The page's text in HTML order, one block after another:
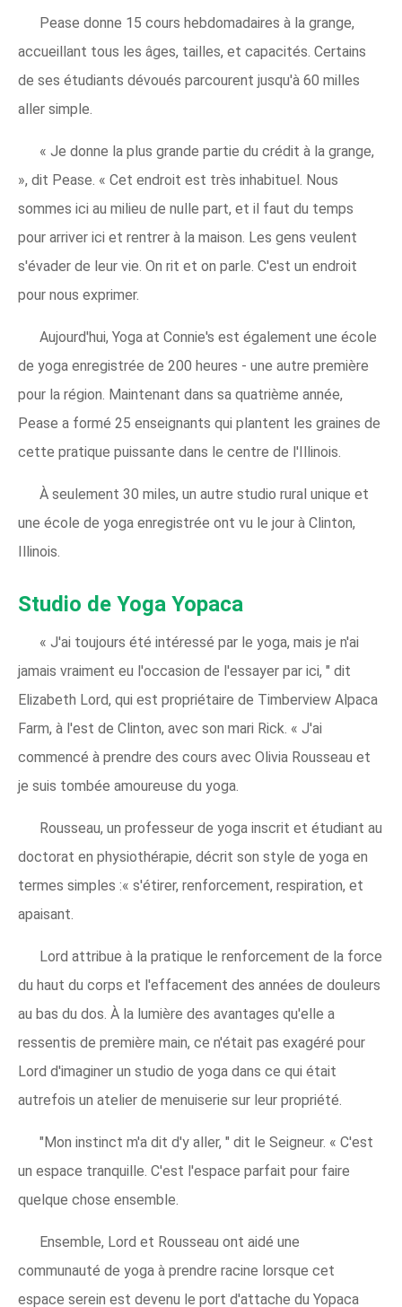
Pease donne 15 cours hebdomadaires à la grange,
accueillant tous les âges, tailles, et capacités. Certains
de ses étudiants dévoués parcourent jusqu'à 60 milles
aller simple.
« Je donne la plus grande partie du crédit à la grange,
», dit Pease. « Cet endroit est très inhabituel. Nous
sommes ici au milieu de nulle part, et il faut du temps
pour arriver ici et rentrer à la maison. Les gens veulent
s'évader de leur vie. On rit et on parle. C'est un endroit
pour nous exprimer.
Aujourd'hui, Yoga at Connie's est également une école
de yoga enregistrée de 200 heures - une autre première
pour la région. Maintenant dans sa quatrième année,
Pease a formé 25 enseignants qui plantent les graines de
cette pratique puissante dans le centre de l'Illinois.
À seulement 30 miles, un autre studio rural unique et
une école de yoga enregistrée ont vu le jour à Clinton,
Illinois.
Studio de Yoga Yopaca
« J'ai toujours été intéressé par le yoga, mais je n'ai
jamais vraiment eu l'occasion de l'essayer par ici, " dit
Elizabeth Lord, qui est propriétaire de Timberview Alpaca
Farm, à l'est de Clinton, avec son mari Rick. « J'ai
commencé à prendre des cours avec Olivia Rousseau et
je suis tombée amoureuse du yoga.
Rousseau, un professeur de yoga inscrit et étudiant au
doctorat en physiothérapie, décrit son style de yoga en
termes simples :« s'étirer, renforcement, respiration, et
apaisant.
Lord attribue à la pratique le renforcement de la force
du haut du corps et l'effacement des années de douleurs
au bas du dos. À la lumière des avantages qu'elle a
ressentis de première main, ce n'était pas exagéré pour
Lord d'imaginer un studio de yoga dans ce qui était
autrefois un atelier de menuiserie sur leur propriété.
"Mon instinct m'a dit d'y aller, " dit le Seigneur. « C'est
un espace tranquille. C'est l'espace parfait pour faire
quelque chose ensemble.
Ensemble, Lord et Rousseau ont aidé une
communauté de yoga à prendre racine lorsque cet
espace serein est devenu le port d'attache du Yopaca